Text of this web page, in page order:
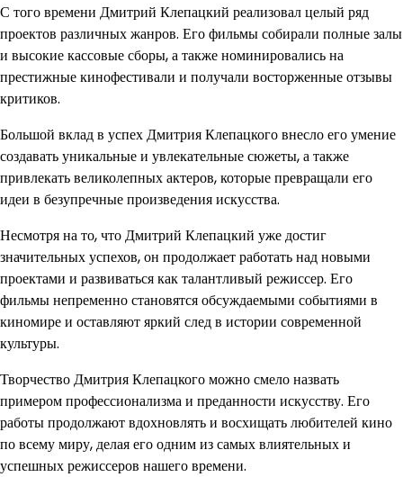
С того времени Дмитрий Клепацкий реализовал целый ряд
проектов различных жанров. Его фильмы собирали полные залы
и высокие кассовые сборы, а также номинировались на
престижные кинофестивали и получали восторженные отзывы
критиков.
Большой вклад в успех Дмитрия Клепацкого внесло его умение
создавать уникальные и увлекательные сюжеты, а также
привлекать великолепных актеров, которые превращали его
идеи в безупречные произведения искусства.
Несмотря на то, что Дмитрий Клепацкий уже достиг
значительных успехов, он продолжает работать над новыми
проектами и развиваться как талантливый режиссер. Его
фильмы непременно становятся обсуждаемыми событиями в
киномире и оставляют яркий след в истории современной
культуры.
Творчество Дмитрия Клепацкого можно смело назвать
примером профессионализма и преданности искусству. Его
работы продолжают вдохновлять и восхищать любителей кино
по всему миру, делая его одним из самых влиятельных и
успешных режиссеров нашего времени.